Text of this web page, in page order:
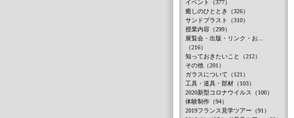
イベント（377）
癒しのひととき（326）
サンドブラスト（310）
授業内容（299）
展覧会・出版・リンク・お...
（216）
知っておきたいこと（212）
その他（201）
ガラスについて（121）
工具・道具・部材（103）
2020新型コロナウイルス（100）
体験制作（94）
2019フランス見学ツアー（91）